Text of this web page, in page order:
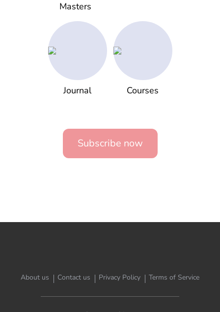
Masters
Journal Courses
Subscribe now
About us Contact us Privacy Policy Terms of Service